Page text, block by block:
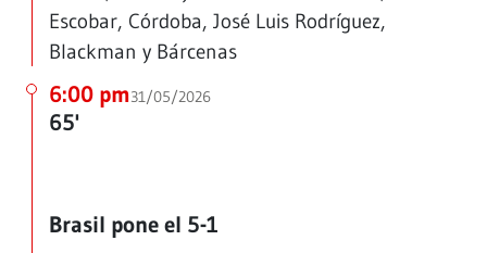
Escobar, Córdoba, José Luis Rodríguez,
Blackman y Bárcenas
6:00 pm31/05/2026
65'
Brasil pone el 5-1